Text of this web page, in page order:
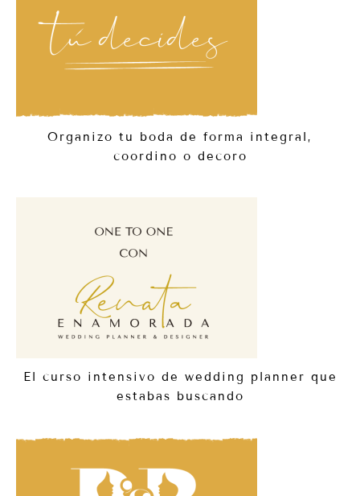
Organizo tu boda de forma integral,
coordino o decoro
El curso intensivo de wedding planner que
estabas buscando